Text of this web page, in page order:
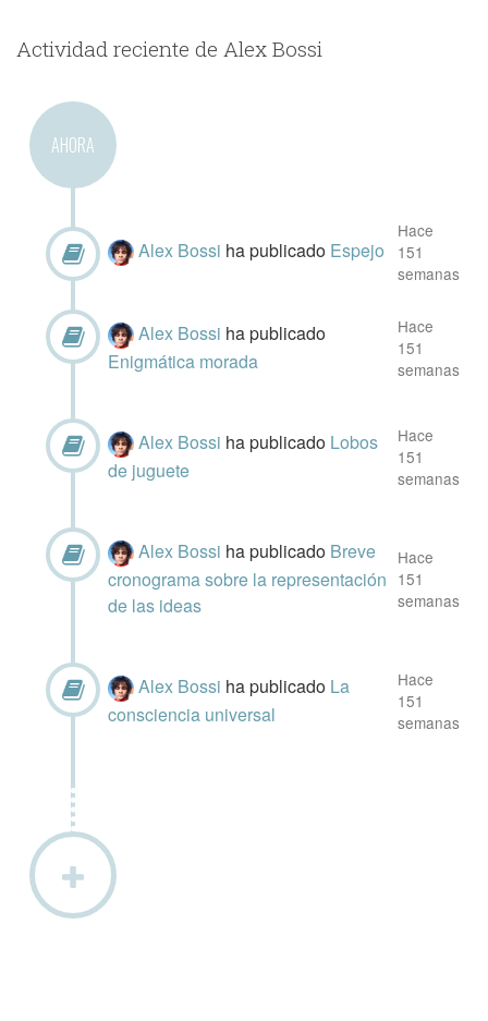
Actividad reciente de Alex Bossi
AHORA
Alex Bossi ha publicado Espejo
Hace
151
semanas
Alex Bossi ha publicado
Enigmática morada
Hace
151
semanas
Alex Bossi ha publicado Lobos
de juguete
Hace
151
semanas
Alex Bossi ha publicado Breve
cronograma sobre la representación
de las ideas
Hace
151
semanas
Alex Bossi ha publicado La
consciencia universal
Hace
151
semanas